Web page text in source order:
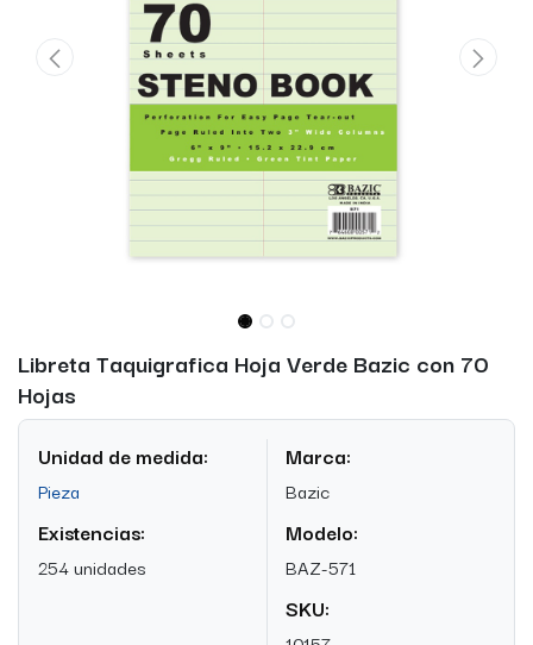
Libreta Taquigrafica Hoja Verde Bazic con 70
Hojas
Unidad de medida:
Pieza
Existencias:
254 unidades
Marca:
Bazic
Modelo:
BAZ-571
SKU: